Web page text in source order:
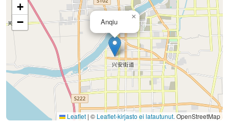
Anqiu
×
+
−
Leaflet | © Leaflet-kirjasto ei latautunut.OpenStreetMap